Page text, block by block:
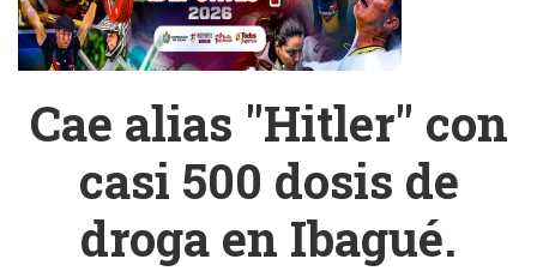
Cae alias "Hitler" con
casi 500 dosis de
droga en Ibagué.